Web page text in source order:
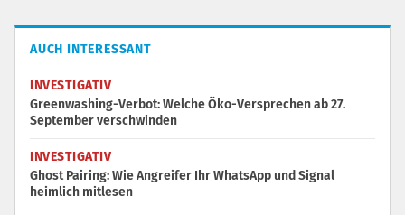
AUCH INTERESSANT
INVESTIGATIV
Greenwashing-Verbot: Welche Öko-Versprechen ab 27.
September verschwinden
INVESTIGATIV
Ghost Pairing: Wie Angreifer Ihr WhatsApp und Signal
heimlich mitlesen